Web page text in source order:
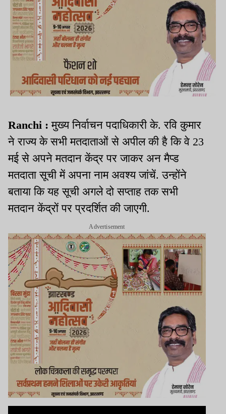
Ranchi :मुख्य निर्वाचन पदाधिकारी के. रवि कुमार
ने राज्य के सभी मतदाताओं से अपील की है कि वे 23
मई से अपने मतदान केंद्र पर जाकर अन मैप्ड
मतदाता सूची में अपना नाम अवश्य जांचें. उन्होंने
बताया कि यह सूची अगले दो सप्ताह तक सभी
मतदान केंद्रों पर प्रदर्शित की जाएगी.
Advertisement